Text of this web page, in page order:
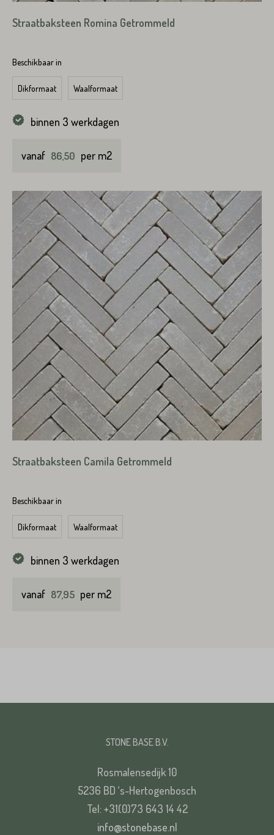
Straatbaksteen Romina Getrommeld
Beschikbaar in
Dikformaat Waalformaat
binnen 3 werkdagen
vanaf 86,50 per m2
Straatbaksteen Camila Getrommeld
Beschikbaar in
Dikformaat Waalformaat
binnen 3 werkdagen
vanaf 87,95 per m2
STONE BASE B.V.
Rosmalensedijk 10
5236 BD ‘s-Hertogenbosch
Tel: +31(0)73 643 14 42
info@stonebase.nl